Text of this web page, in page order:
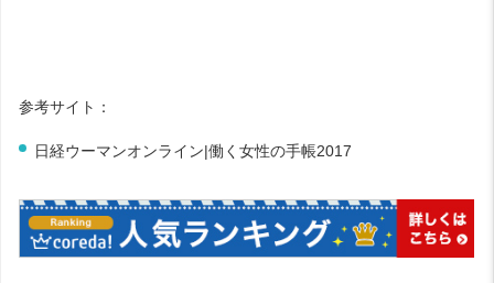
参考サイト：
日経ウーマンオンライン|働く女性の手帳2017